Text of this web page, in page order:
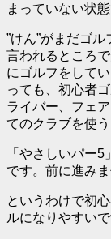
まっていない状態
”けん”がまだゴ
言われるところ
にゴルフをして
っても、初心者
ライバー、フェ
てのクラブを使
「やさしいパー
です。前に進みま
というわけで初
ルになりやすいで